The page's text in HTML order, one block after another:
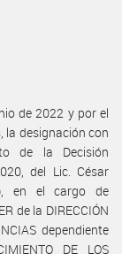
de 2022 y por el
la designación con
de la Decisión
del Lic. César
en el cargo de
de la DIRECCIÓN
dependiente
DE LOS